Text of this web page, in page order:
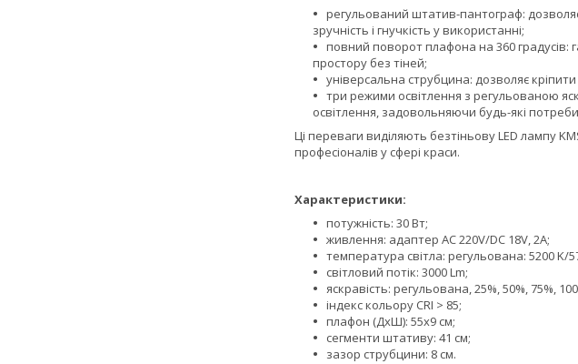
регульований штатив-пантограф:
зручність і гнучкість у використанні;
повний поворот плафона на 360 градусів:
простору без тіней;
універсальна струбцина: дозволяє
три режими освітлення з регульованою
освітлення, задовольняючи будь-які
Ці переваги виділяють безтіньову LED лампу
професіоналів у сфері краси.
Характеристики:
потужність: 30 Вт;
живлення: адаптер AC 220V/DC 18V, 2A;
температура світла: регульована: 5200 K/
світловий потік: 3000 Lm;
яскравість: регульована, 25%, 50%, 75%,
індекс кольору CRI > 85;
плафон (ДхШ): 55х9 см;
сегменти штативу: 41 см;
зазор струбцини: 8 см.